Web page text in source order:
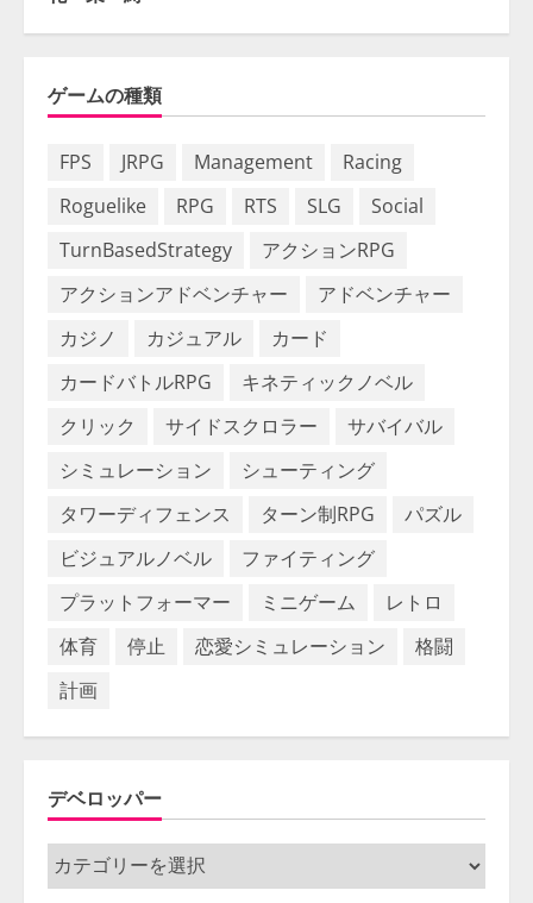
ゲームの種類
FPS JRPG Management
Racing
Roguelike
RPG RTS SLG
Social
TurnBasedStrategy
アクションRPG
アクションアドベンチャー
アドベンチャー
カジノ
カジュアル
カード
カードバトルRPG
キネティックノベル
クリック
サイドスクロラー
サバイバル
シミュレーション
シューティング
タワーディフェンス
ターン制RPG
パズル
ビジュアルノベル
ファイティング
プラットフォーマー
ミニゲーム
レトロ
体育
停止 恋愛シミュレーション
格闘
計画
デベロッパー
デ
ベ